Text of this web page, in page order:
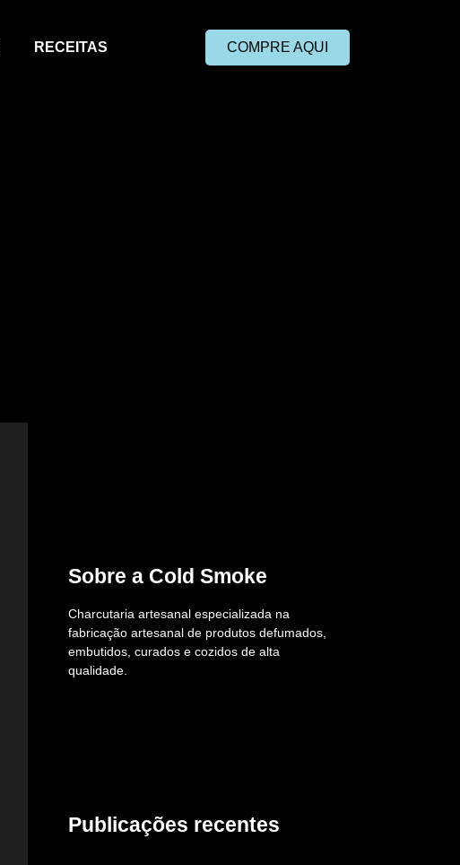
RECEITAS COMPRE AQUI
Sobre a Cold Smoke
Charcutaria artesanal especializada na
fabricação artesanal de produtos defumados,
embutidos, curados e cozidos de alta
qualidade.
Publicações recentes